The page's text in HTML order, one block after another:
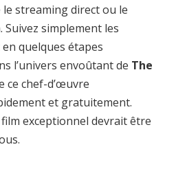
le streaming direct ou le
simplement les
quelques étapes
l’univers envoûtant de The
ce chef-d’œuvre
et gratuitement.
exceptionnel devrait être